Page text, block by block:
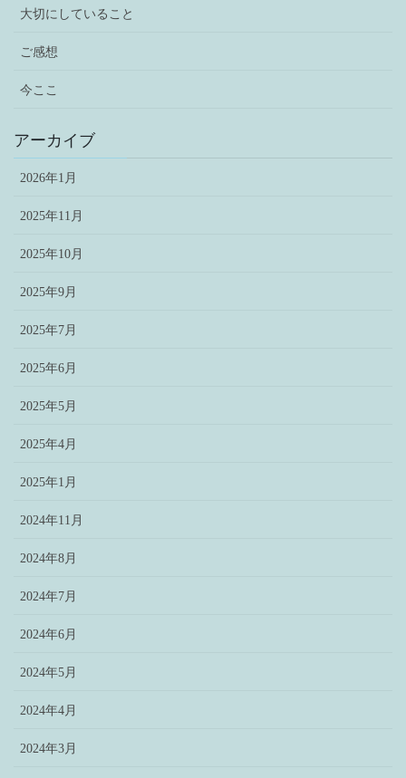
大切にしていること
ご感想
今ここ
アーカイブ
2026年1月
2025年11月
2025年10月
2025年9月
2025年7月
2025年6月
2025年5月
2025年4月
2025年1月
2024年11月
2024年8月
2024年7月
2024年6月
2024年5月
2024年4月
2024年3月